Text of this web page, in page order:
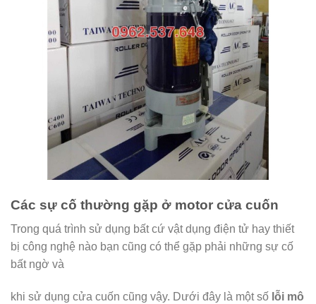
Các sự cố thường gặp ở motor cửa cuốn
Trong quá trình sử dụng bất cứ vật dụng điện tử hay thiết
bị công nghệ nào bạn cũng có thể gặp phải những sự cố
bất ngờ và
khi sử dụng cửa cuốn cũng vậy. Dưới đây là một số lỗi mô